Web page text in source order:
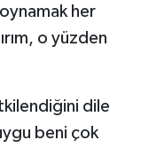
her
o yüzden
dile
beni çok